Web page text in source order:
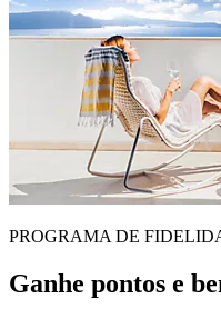
PROGRAMA DE
Ganhe pontos e